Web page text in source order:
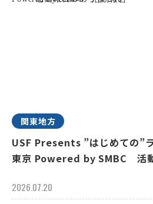
関東地方
USF Presents ”はじめての”
東京 Powered by SMBC 活
2026.07.20